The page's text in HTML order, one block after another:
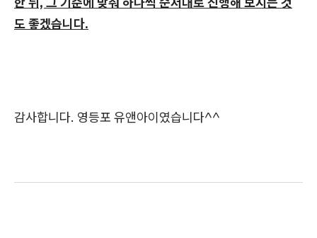
도 좋겠습니다.
감사합니다. 영등포 유앤아이였습니다^^